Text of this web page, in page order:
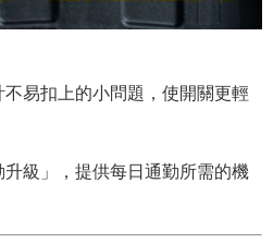
易扣上的小問題，使開關更輕
級」，提供每日通勤所需的機